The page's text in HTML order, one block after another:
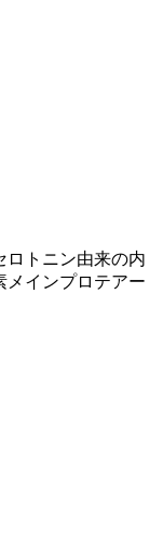
ロトニン由来の内
メインプロテアー